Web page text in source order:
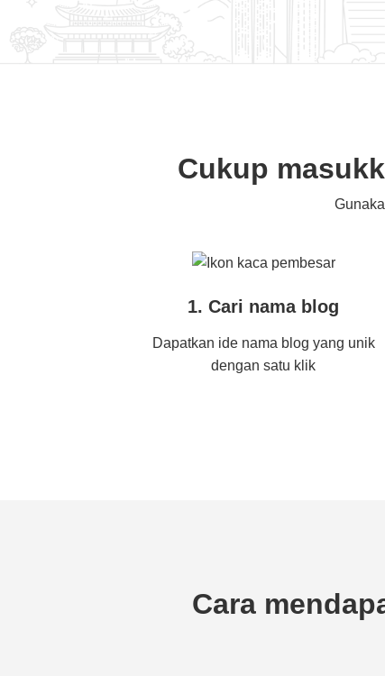
Cukup
1. Cari nama blog
Dapatkan ide nama blog yang unik
dengan satu klik
Cara